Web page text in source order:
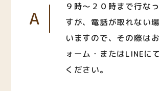
A
９時〜２０時まで行な
すが、電話が取れない
いますので、その際は
ォーム・またはLINEに
ください。